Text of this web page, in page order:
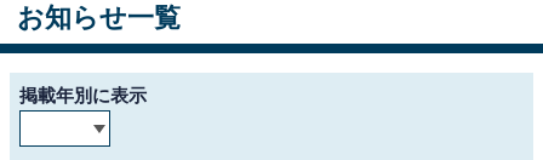
お知らせ一覧
掲載年別に表示